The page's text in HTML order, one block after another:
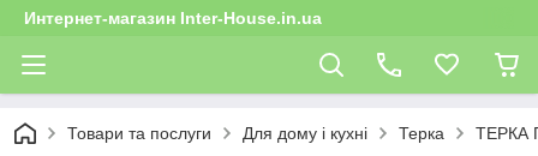
Интернет-магазин Inter-House.in.ua
Товари та послуги Для дому і кухні Терка ТЕРКА